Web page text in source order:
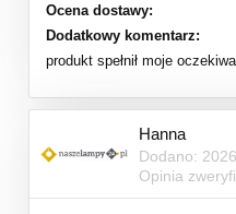
Ocena dostawy:
Dodatkowy komentarz:
produkt spełnił moje
Hanna
Dodano:
Opinia